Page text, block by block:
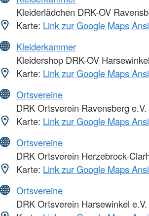
Kleiderlädchen DRK-OV
Karte: Link zur Google Maps
Kleiderkammer
Kleidershop DRK-OV Harsewinkel
Karte: Link zur Google Maps
Ortsvereine
DRK Ortsverein Ravensberg e.V.
Karte: Link zur Google Maps
Ortsvereine
DRK Ortsverein Herzebrock-
Karte: Link zur Google Maps
Ortsvereine
DRK Ortsverein Harsewinkel e.V.